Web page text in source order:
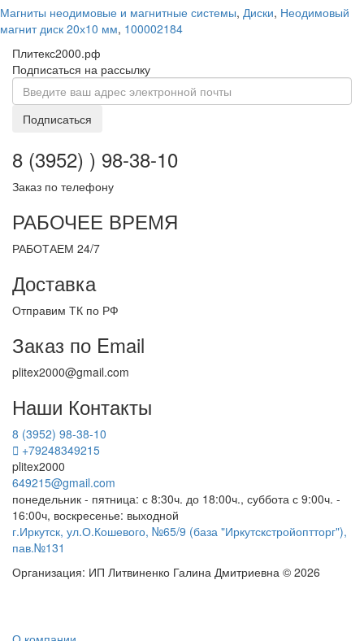
Магниты неодимовые и магнитные системы, Диски, Неодимовый
магнит диск 20х10 мм, 100002184
Плитекс2000.рф
Подписаться на рассылку
Подписаться
8 (3952) ) 98-38-10
Заказ по телефону
РАБОЧЕЕ ВРЕМЯ
РАБОТАЕМ 24/7
Доставка
Отправим ТК по РФ
Заказ по Email
plitex2000@gmail.com
Наши Контакты
8 (3952) 98-38-10
+79248349215
plitex2000
649215@gmail.com
понедельник - пятница: с 8:30ч. до 18:00ч., суббота с 9:00ч. -
16:00ч, воскресенье: выходной
г.Иркутск, ул.О.Кошевого, №65/9 (база "Иркутскстройоптторг"),
пав.№131
Организация: ИП Литвиненко Галина Дмитриевна © 2026